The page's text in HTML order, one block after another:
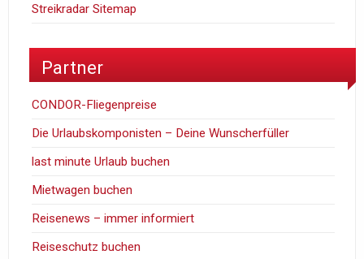
Streikradar Sitemap
Partner
CONDOR-Fliegenpreise
Die Urlaubskomponisten – Deine Wunscherfüller
last minute Urlaub buchen
Mietwagen buchen
Reisenews – immer informiert
Reiseschutz buchen